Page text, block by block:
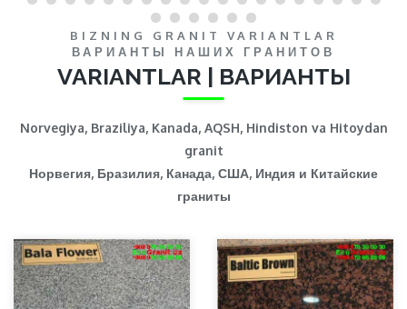
BIZNING GRANIT VARIANTLAR
ВАРИАНТЫ НАШИХ ГРАНИТОВ
VARIANTLAR | ВАРИАНТЫ
Norvegiya, Braziliya, Kanada, AQSH, Hindiston va Hitoydan
granit
Норвегия, Бразилия, Канада, США, Индия и Китайские
граниты